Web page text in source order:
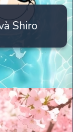
Shiro
https://manhua.edu.vn/hinh-anh-cu-shin-cute